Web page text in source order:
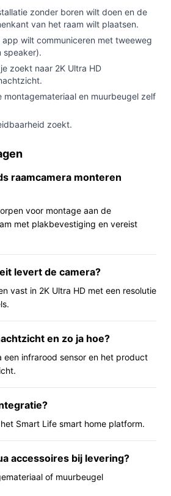
via WiFi/Smart Life.
een batterijgevoede (draadloze)
muurbeugel nodig hebt — die
de specificaties.
controleer vóór aankoop of
klopt met jouw situatie (titel
specificatie vermeldt
merkt
camera aan de binnenkant van
buiten. De camera levert
pixels (2K/3MP), en heeft een
Via WiFi en de Smart
live meekijken en
De camera heeft een zichtbare
speakers, waardoor geluid
mogelijk is. Volgens de
camera bedoeld als eenvoudige,
meegeleverd.
(2K/3MP): geeft meer detail in het
van personen of voertuigen.
je behoudt zicht bij
nachts.
zonder boren wilt doen en de
van het raam wilt plaatsen.
app wilt communiceren met tweeweg
speaker).
zoekt naar 2K Ultra HD
montagemateriaal en muurbeugel zelf
zoekt.
raamcamera monteren
voor montage aan de
met plakbevestiging en vereist
levert de camera?
vast in 2K Ultra HD met een resolutie
en zo ja hoe?
een infrarood sensor en het product
Smart Life smart home platform.
accessoires bij levering?
of muurbeugel